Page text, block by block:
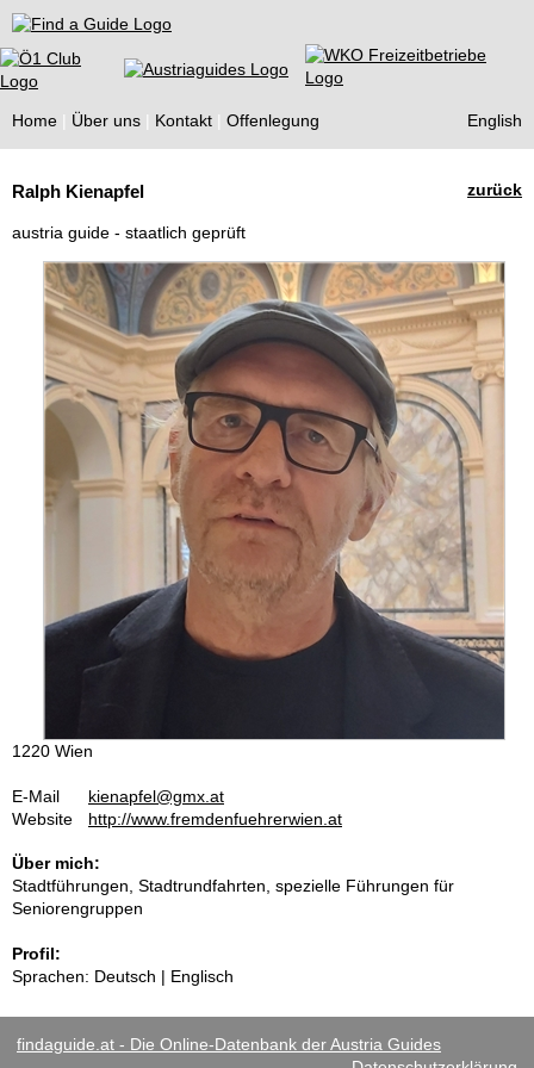
Find a Guide
Home Über uns Kontakt Offenlegung English
Guides
zurück
Ralph Kienapfel
austria guide - staatlich geprüft
1220 Wien
E-Mail
kienapfel@gmx.at
Website
http://www.fremdenfuehrerwien.at
Über mich:
Stadtführungen, Stadtrundfahrten, spezielle Führungen für
Seniorengruppen
Profil:
Sprachen: Deutsch | Englisch
findaguide.at - Die Online-Datenbank der Austria Guides